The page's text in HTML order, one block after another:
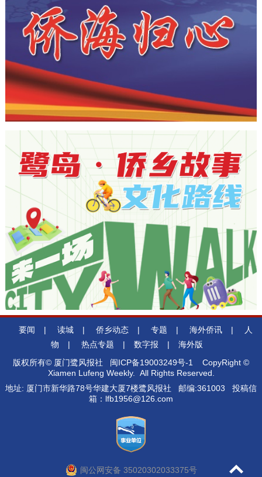
要闻 | 读城 | 侨乡动态 | 专题 | 海外侨讯 |
人
物
| 热点专题 | 数字报 |
海外版
版权所有© 厦门鹭风报社 闽ICP备19003249号-1
CopyRight ©
Xiamen Lufeng Weekly. All Rights Reserved.
地址: 厦门市新华路78号华建大厦7楼鹭风报社 邮编:361003 投稿信
箱：lfb1956@126.com
闽公网安备 35020302033375号